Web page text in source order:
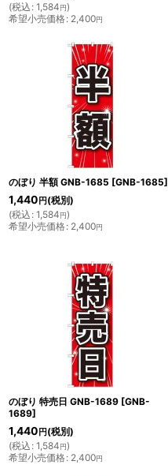
(税込 : 1,584円)
希望小売価格: 2,400円
のぼり 半額 GNB-1685 [GNB-1685]
1,440 円 (税別)
(税込 : 1,584円)
希望小売価格: 2,400円
のぼり 特売日 GNB-1689 [GNB-
1689]
1,440 円 (税別)
(税込 : 1,584円)
希望小売価格: 2,400円